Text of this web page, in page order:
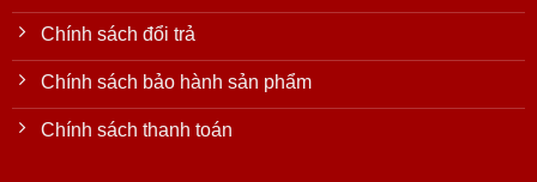
Chính sách đổi trả
Chính sách bảo hành sản phẩm
Chính sách thanh toán